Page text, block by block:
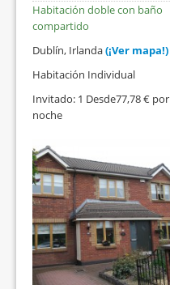
Habitación doble con baño
compartido
Dublín, Irlanda(¡Ver mapa!)
Habitación Individual
Invitado: 1 Desde77,78 € por
noche